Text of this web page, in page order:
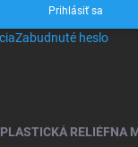
Prihlásiť sa
Zabudnuté heslo
RELIÉFNA